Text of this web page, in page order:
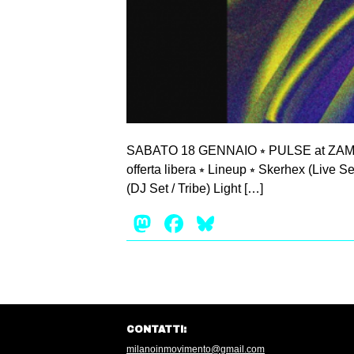
SABATO 18 GENNAIO ⭒ PULSE at
offerta libera ⭒ Lineup ⭒ Skerhex (Live
(DJ Set / Tribe) Light […]
Mastodon
Facebook
CONTATTI:
milanoinmovimento@gmail.com